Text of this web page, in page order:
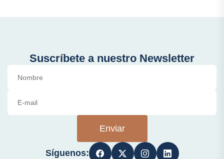
Suscríbete a nuestro Newsletter
Enviar
Síguenos: